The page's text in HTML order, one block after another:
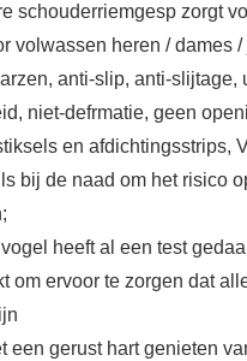
schouderriemgesp zorgt
volwassen heren / dames
anti-slip, anti-slijtage,
niet-defrmatie, geen
en afdichtingsstrips,
bij de naad om het risico
heeft al een test
om ervoor te zorgen dat
een gerust hart genieten